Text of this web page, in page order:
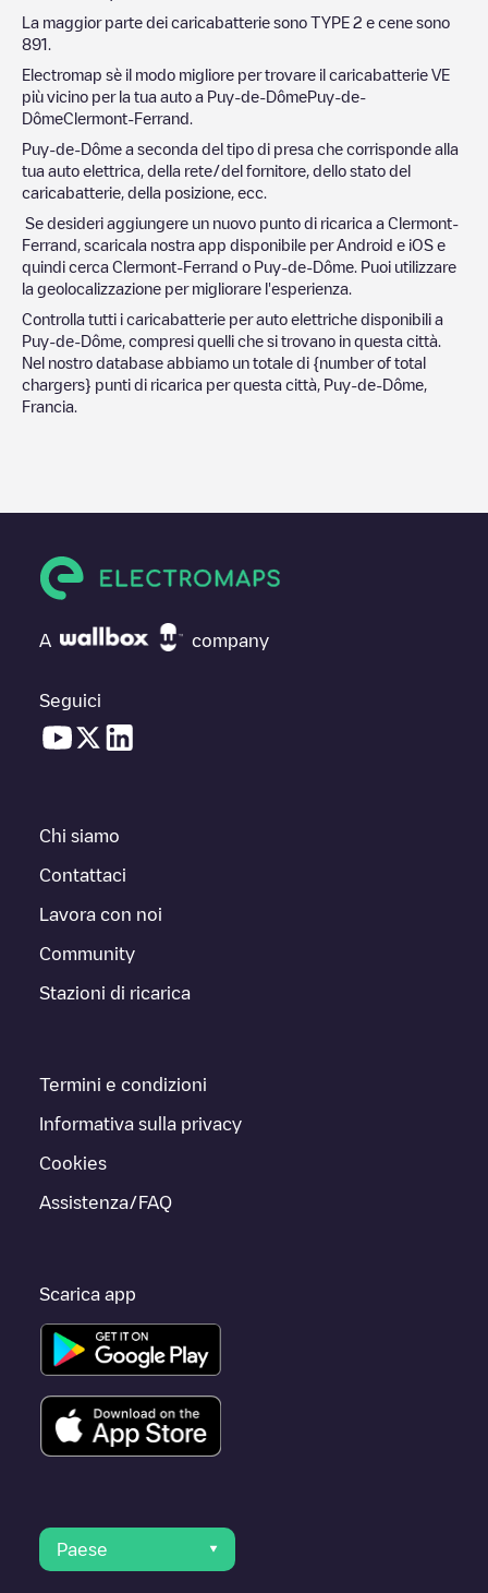
La maggior parte dei caricabatterie sono TYPE 2 e cene sono
891
Electromap sè il modo migliore per trovare il caricabatterie VE
più vicino per la tua auto a Puy-de-DômePuy-de-
DômeClermont-Ferrand
Puy-de-Dôme a seconda del tipo di presa che corrisponde alla
tua auto elettrica, della rete/del fornitore, dello stato del
caricabatterie, della posizione, ecc.
Se desideri aggiungere un nuovo punto di ricarica a Clermont-
Ferrand , scaricala nostra app disponibile per Android e iOS e
quindi cerca Clermont-Ferrand o Puy-de-Dôme . Puoi utilizzare
la geolocalizzazione per migliorare l'esperienza.
Controlla tutti i caricabatterie per auto elettriche disponibili a
Puy-de-Dôme , compresi quelli che si trovano in questa città.
Nel nostro database abbiamo un totale di {number of total
chargers} punti di ricarica per questa città, Puy-de-Dôme
Francia
A company
Seguici
Chi siamo
Contattaci
Lavora con noi
Community
Stazioni di ricarica
Termini e condizioni
Informativa sulla privacy
Cookies
Assistenza/FAQ
Scarica app
Paese